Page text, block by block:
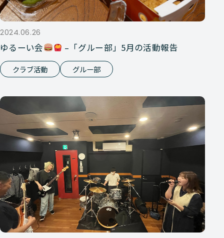
2024.06.26
ゆるーい会 –「グルー部」5月の活動報告
クラブ活動 グルー部